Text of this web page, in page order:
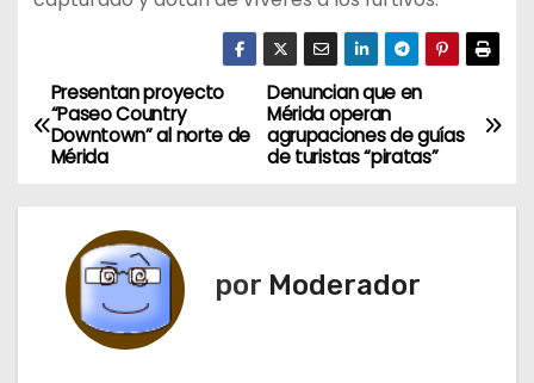
N
a
v
Denuncian que en
Mérida operan
agrupaciones de guías
de turistas “piratas”
Presentan proyecto
“Paseo Country
Downtown” al norte de
Mérida
por Moderador